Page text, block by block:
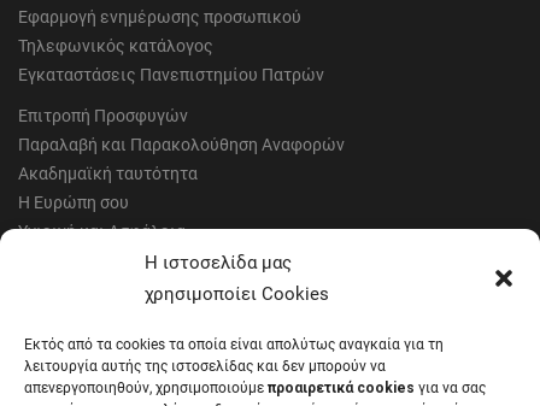
Η ιστοσελίδα μας
χρησιμοποίει Cookies
Εκτός από τα cookies τα οποία είναι απολύτως αναγκαία για τη
λειτουργία αυτής της ιστοσελίδας και δεν μπορούν να
απενεργοποιηθούν, χρησιμοποιούμε προαιρετικά cookies για να σας
Εφαρμογή ενημέρωσης προσωπικού
Τηλεφωνικός κατάλογος
Εγκαταστάσεις Πανεπιστημίου Πατρών
Επιτροπή Προσφυγών
Παραλαβή και Παρακολούθηση Αναφορών
Ακαδημαϊκή ταυτότητα
Η Ευρώπη σου
Υγιεινή και Ασφάλεια
Έντυπα Οικονομικής Υπηρεσίας
Έντυπα Διοικητικών Υπηρεσιών
Μητρώα αξιολογητών
Δημόσια Διαβούλευση